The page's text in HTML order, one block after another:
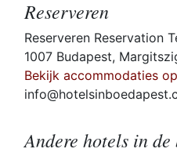
Reserveren
Reserveren Reservation
1007 Budapest,
Bekijk accommodaties
Andere hotels in